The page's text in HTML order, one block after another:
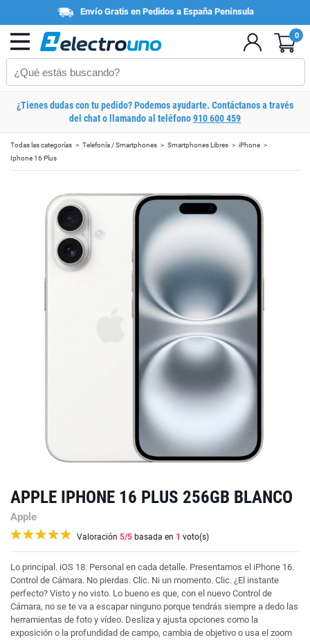
Envío Gratis en Pedidos a España Península
0
¿Tienes dudas con tu pedido? Podemos ayudarte. Contáctanos a través
del chat o llamando al teléfono910 600 459
Todas las categorías Telefonía / Smartphones Smartphones Libres
iPhone
Iphone 16 Plus
APPLE IPHONE 16 PLUS 256GB BLANCO
Apple
Valoración 5/5 basada en 1 voto(s)
Lo principal. iOS 18. Personal en cada detalle. Presentamos el iPhone 16.
Control de Cámara. No pierdas. Clic. Ni un momento. Clic. ¿El instante
perfecto? Visto y no visto. Lo bueno es que, con el nuevo Control de
Cámara, no se te va a escapar ninguno porque tendrás siempre a dedo las
herramientas de foto y vídeo. Desliza y ajusta opciones como la
exposición o la profundidad de campo, cambia de objetivo o usa el zoom